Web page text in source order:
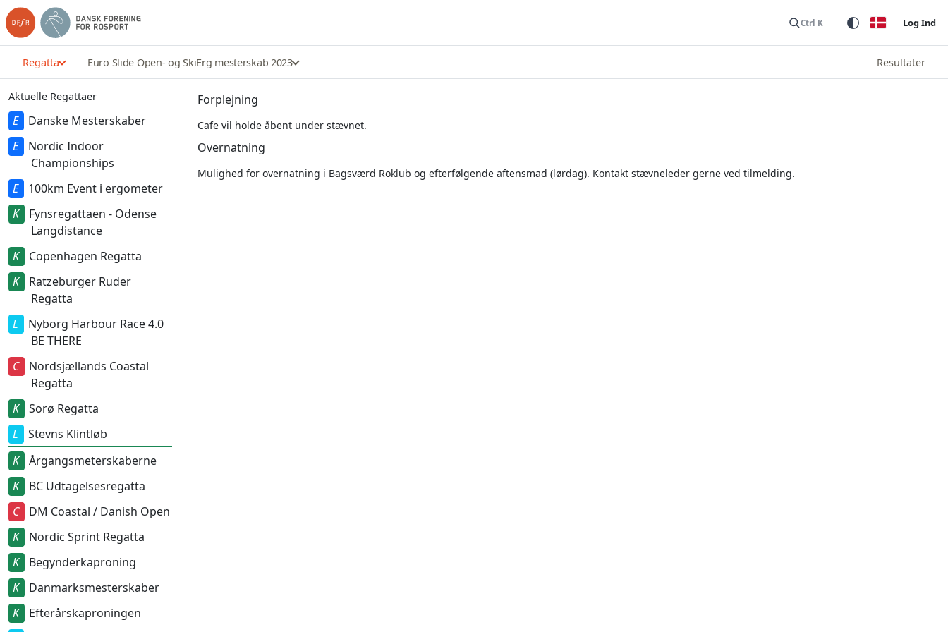
Ctrl K Log Ind
Regatta Euro Slide Open- og SkiErg mesterskab 2023 Resultater
Aktuelle Regattaer
Danske Mesterskaber
Nordic Indoor
Championships
100km Event i ergometer
Fynsregattaen - Odense
Langdistance
Copenhagen Regatta
Ratzeburger Ruder
Regatta
Nyborg Harbour Race 4.0
BE THERE
Nordsjællands Coastal
Regatta
Sorø Regatta
Stevns Klintløb
Årgangsmeterskaberne
BC Udtagelsesregatta
DM Coastal / Danish Open
Nordic Sprint Regatta
Begynderkaproning
Danmarksmesterskaber
Efterårskaproningen
Forplejning
Cafe vil holde åbent under stævnet.
Overnatning
Mulighed for overnatning i Bagsværd Roklub og efterfølgende aftensmad (lørdag). Kontakt stævneleder gerne ved tilmelding.